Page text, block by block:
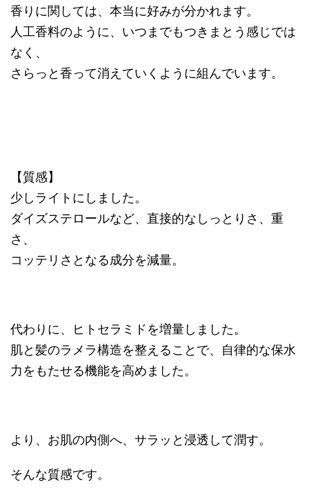
香りに関しては、本当に好みが分かれます。
人工香料のように、いつまでもつきまとう感じでは
なく、
さらっと香って消えていくように組んでいます。
【質感】
少しライトにしました。
ダイズステロールなど、直接的なしっとりさ、重
さ、
コッテリさとなる成分を減量。
代わりに、ヒトセラミドを増量しました。
肌と髪のラメラ構造を整えることで、自律的な保水
力をもたせる機能を高めました。
より、お肌の内側へ、サラッと浸透して潤す。
そんな質感です。